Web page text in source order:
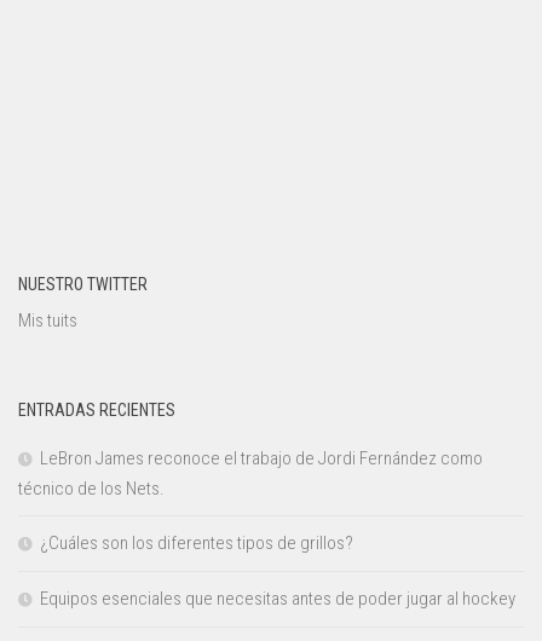
NUESTRO TWITTER
Mis tuits
ENTRADAS RECIENTES
LeBron James reconoce el trabajo de Jordi Fernández como
técnico de los Nets.
¿Cuáles son los diferentes tipos de grillos?
Equipos esenciales que necesitas antes de poder jugar al hockey